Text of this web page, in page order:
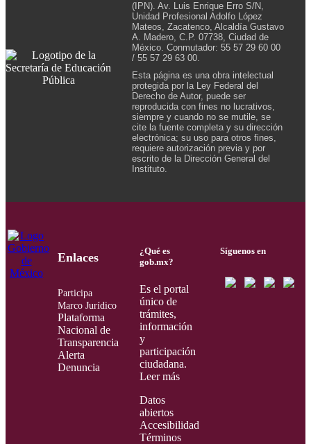
(IPN). Av. Luis Enrique Erro S/N,
Unidad Profesional Adolfo López
Mateos, Zacatenco, Alcaldía Gustavo
A. Madero, C.P. 07738, Ciudad de
México. Conmutador: 55 57 29 60 00
/ 55 57 29 63 00.
Esta página es una obra intelectual
protegida por la Ley Federal del
Derecho de Autor, puede ser
reproducida con fines no lucrativos,
siempre y cuando no se mutile, se
cite la fuente completa y su dirección
electrónica; su uso para otros fines,
requiere autorización previa y por
escrito de la Dirección General del
Instituto.
Enlaces
Participa
Marco Jurídico
Plataforma
Nacional de
Transparencia
Alerta
Denuncia
¿Qué es
gob.mx?
Es el portal
único de
trámites,
información
y
participación
ciudadana.
Leer más
Datos
abiertos
Accesibilidad
Términos
Síguenos en